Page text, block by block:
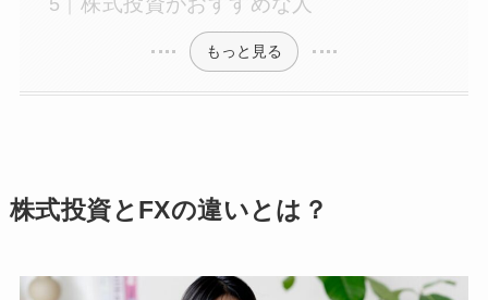
もっと見る
株式投資とFXの違いとは？